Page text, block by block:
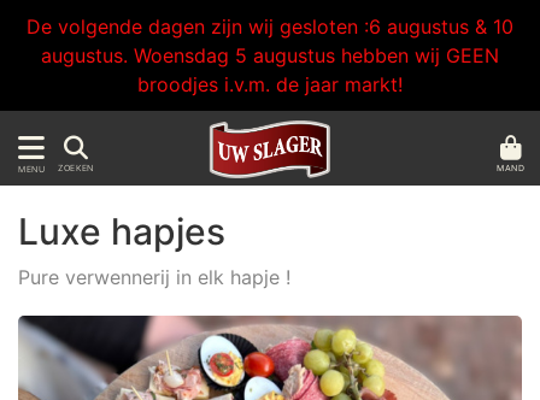
De volgende dagen zijn wij gesloten :6 augustus & 10
augustus. Woensdag 5 augustus hebben wij GEEN
broodjes i.v.m. de jaar markt!
MENU ZOEKEN MAND
Luxe hapjes
Pure verwennerij in elk hapje !